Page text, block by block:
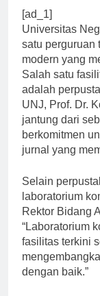
[ad_1]
Universitas
satu perguruan
modern yang
Salah satu
adalah
UNJ, Prof. Dr.
jantung dari
berkomitmen
jurnal yang
Selain
laboratorium
Rektor Bidang
“Laboratorium
fasilitas terkini
dengan baik.”